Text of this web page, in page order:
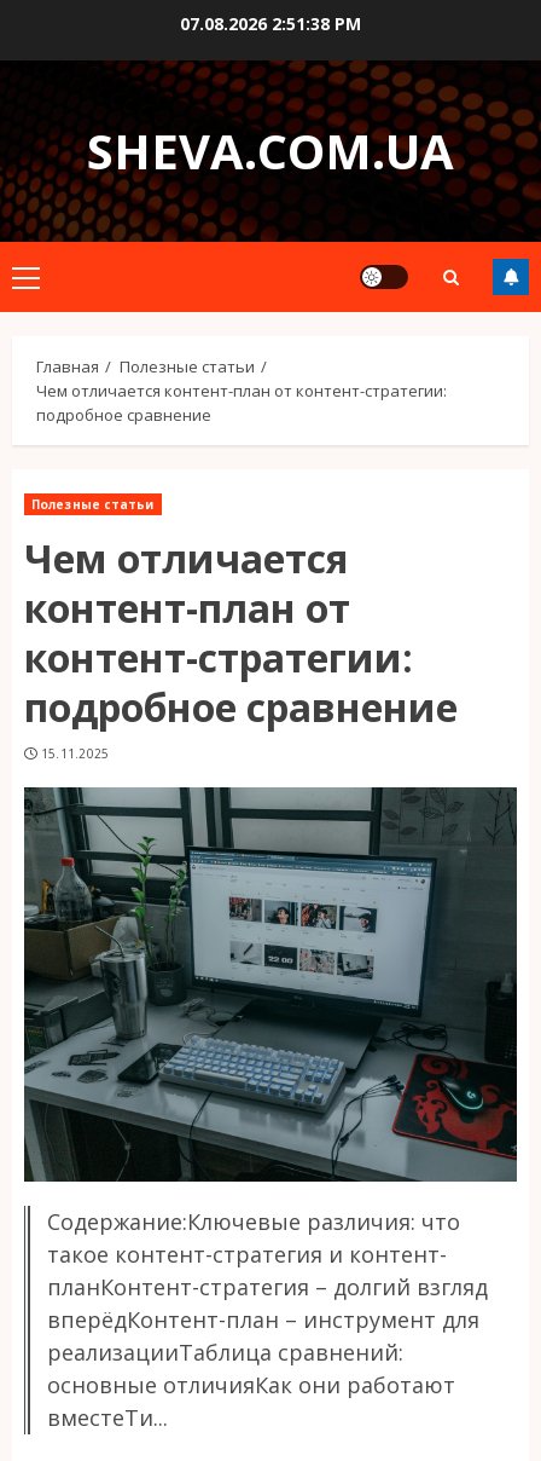
содержимому
07.08.2026 2:51:39 PM
SHEVA.COM.UA
Основное
меню
Главная
Полезные статьи
Чем отличается контент-план от контент-стратегии:
подробное сравнение
Полезные статьи
Чем отличается
контент-план от
контент-стратегии:
подробное сравнение
15.11.2025
Содержание:Ключевые различия: что
такое контент-стратегия и контент-
планКонтент-стратегия – долгий взгляд
вперёдКонтент-план – инструмент для
реализацииТаблица сравнений:
основные отличияКак они работают
вместеТи...